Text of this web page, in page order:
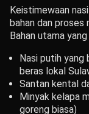
Keistimewaan
bahan dan proses
Bahan utama
Nasi putih yang
beras lokal
Santan kental
Minyak kelapa
goreng biasa)